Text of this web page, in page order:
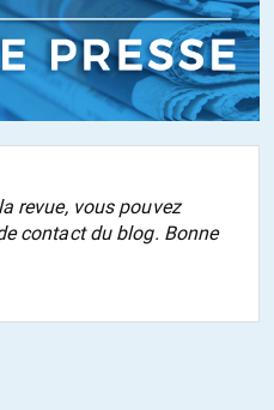
revue, vous pouvez
contact du blog. Bonne